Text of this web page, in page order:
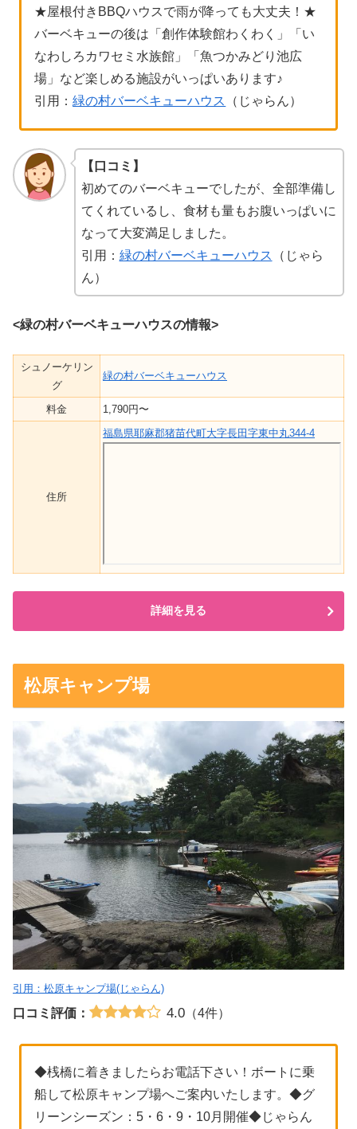
★屋根付きBBQハウスで雨が降っても大丈夫！★
バーベキューの後は「創作体験館わくわく」「い
なわしろカワセミ水族館」「魚つかみどり池広
場」など楽しめる施設がいっぱいあります♪
引用：緑の村バーベキューハウス （じゃらん）
【口コミ】
初めてのバーベキューでしたが、全部準備し
てくれているし、食材も量もお腹いっぱいに
なって大変満足しました。
引用： 緑の村バーベキューハウス （じゃら
ん）
<緑の村バーベキューハウスの情報>
シュノーケリン
グ
緑の村バーベキューハウス
料金 1,790円〜
住所
福島県耶麻郡猪苗代町大字長田字東中丸344-4
詳細を見る
松原キャンプ場
引用：松原キャンプ場(じゃらん)
口コミ評価： 4.0（4件）
◆桟橋に着きましたらお電話下さい！ボートに乗
船して松原キャンプ場へご案内いたします。◆グ
リーンシーズン：5・6・9・10月開催◆じゃらん